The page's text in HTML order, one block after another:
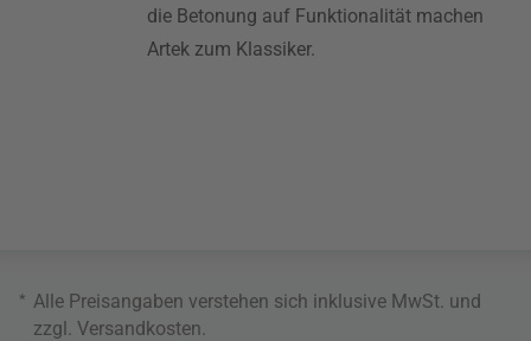
die Betonung auf Funktionalität machen
Artek zum Klassiker.
* Alle Preisangaben verstehen sich inklusive MwSt. und
zzgl. Versandkosten